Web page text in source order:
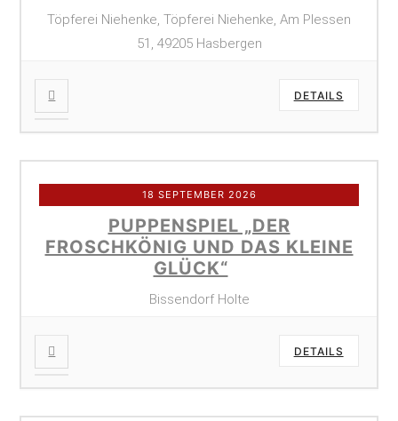
Töpferei Niehenke, Töpferei Niehenke, Am Plessen
51, 49205 Hasbergen
DETAILS
18 SEPTEMBER 2026
PUPPENSPIEL „DER
FROSCHKÖNIG UND DAS KLEINE
GLÜCK“
Bissendorf Holte
DETAILS